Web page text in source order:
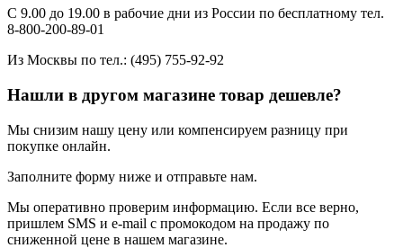
С 9.00 до 19.00 в рабочие дни из России по бесплатному тел.
8-800-200-89-01
Из Москвы по тел.: (495) 755-92-92
Нашли в другом магазине товар дешевле?
Мы снизим нашу цену или компенсируем разницу при
покупке онлайн.
Заполните форму ниже и отправьте нам.
Мы оперативно проверим информацию. Если все верно,
пришлем SMS и e-mail с промокодом на продажу по
сниженной цене в нашем магазине.